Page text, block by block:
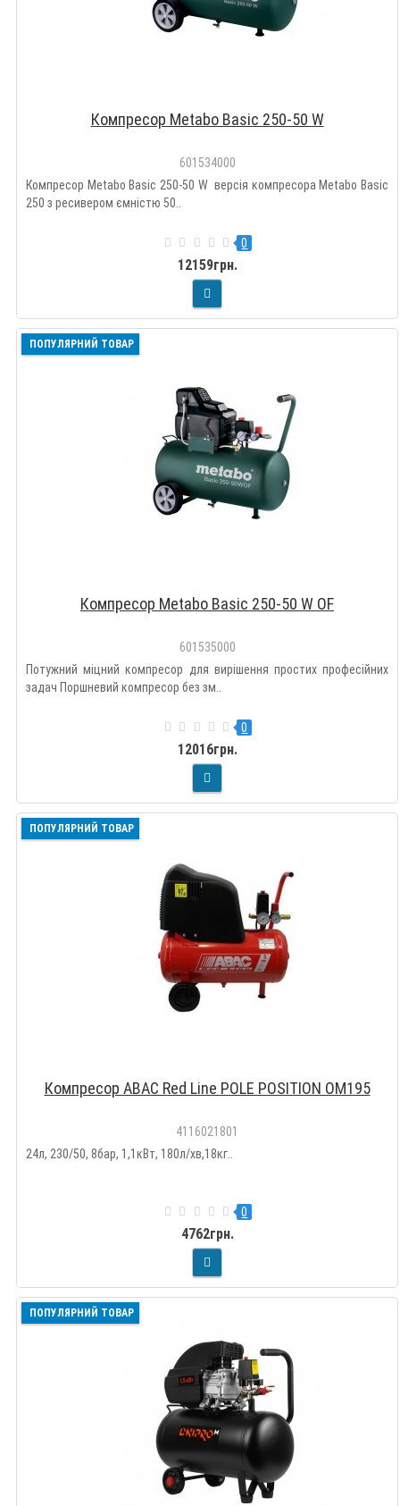
Компресор Metabo Basic 250-50 W
601534000
Компресор Metabo Basic 250-50 W версія компресора Metabo Basic
250 з ресивером ємністю 50..
0
12159грн.
ПОПУЛЯРНИЙ ТОВАР
Компресор Metabo Basic 250-50 W OF
601535000
Потужний міцний компресор для вирішення простих професійних
задач Поршневий компресор без зм..
0
12016грн.
ПОПУЛЯРНИЙ ТОВАР
Компресор ABAC Red Line POLE POSITION OM195
4116021801
24л, 230/50, 8бар, 1,1кВт, 180л/хв,18кг..
0
4762грн.
ПОПУЛЯРНИЙ ТОВАР